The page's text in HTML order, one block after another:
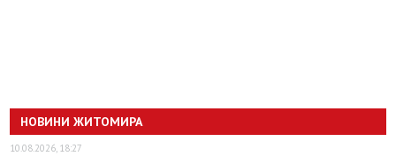
НОВИНИ ЖИТОМИРА
10.08.2026, 18:27